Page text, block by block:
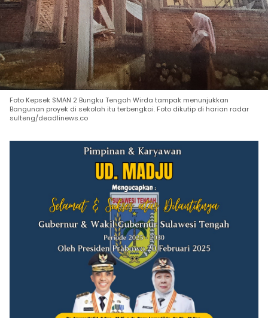
Foto Kepsek SMAN 2 Bungku Tengah Wirda tampak menunjukkan
Bangunan proyek di sekolah itu terbengkai. Foto dikutip di harian radar
sulteng/deadlinews.co